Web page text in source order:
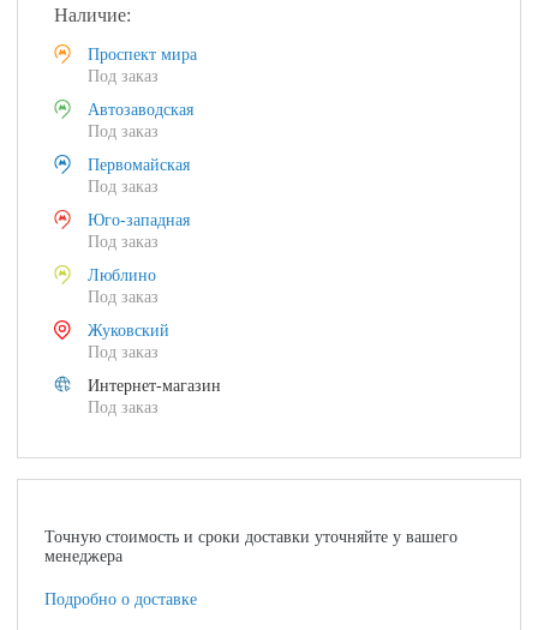
Наличие:
Проспект мира
Под заказ
Автозаводская
Под заказ
Первомайская
Под заказ
Юго-западная
Под заказ
Люблино
Под заказ
Жуковский
Под заказ
Интернет-магазин
Под заказ
Точную стоимость и сроки доставки уточняйте у вашего
менеджера
Подробно о доставке